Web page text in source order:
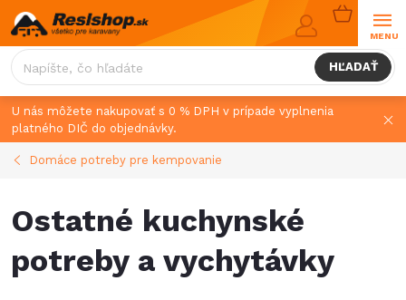
Prejsť
na
obsah
HĽADAŤ
KOŠÍK
U nás môžete nakupovať s 0 % DPH v prípade vyplnenia
platného DIČ do objednávky.
Domáce potreby pre kempovanie
Ostatné kuchynské
potreby a vychytávky